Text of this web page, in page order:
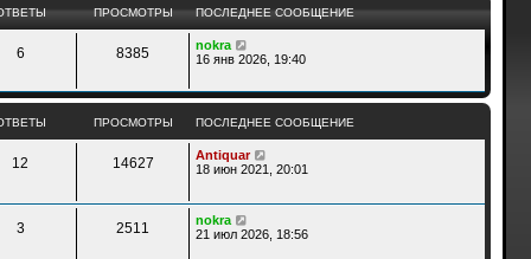
ПРОСМОТРЫ ПОСЛЕДНЕЕ СООБЩЕНИЕ
6 8385
nokra
16 янв 2026, 19:40
ПРОСМОТРЫ ПОСЛЕДНЕЕ СООБЩЕНИЕ
12 14627
Antiquar
18 июн 2021, 20:01
3 2511
nokra
21 июл 2026, 18:56